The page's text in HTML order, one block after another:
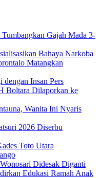
Gajah Mada 3-
Bahaya Narkoba
Matangkan
dengan Insan Pers
Boltara Dilaporkan ke
Wanita Ini Nyaris
2026 Diserbu
Toto Utara
Didesak Diganti
Edukasi Ramah Anak